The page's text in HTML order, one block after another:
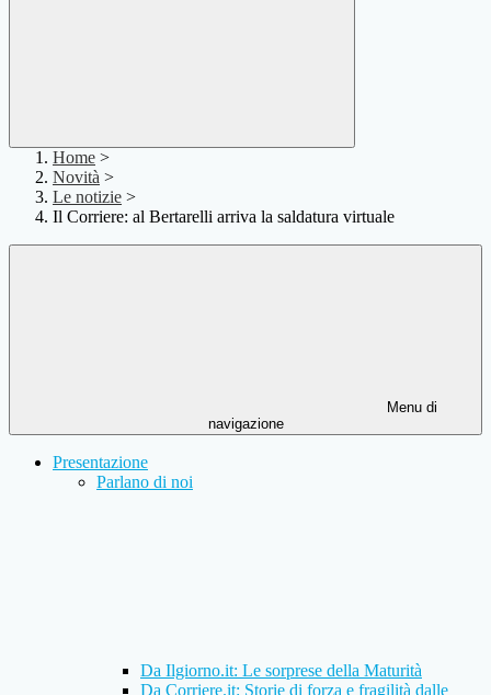
Home >
Novità >
Le notizie >
Il Corriere: al Bertarelli arriva la saldatura virtuale
Menu di
navigazione
Presentazione
Parlano di noi
Da Ilgiorno.it: Le sorprese della Maturità
Da Corriere.it: Storie di forza e fragilità dalle